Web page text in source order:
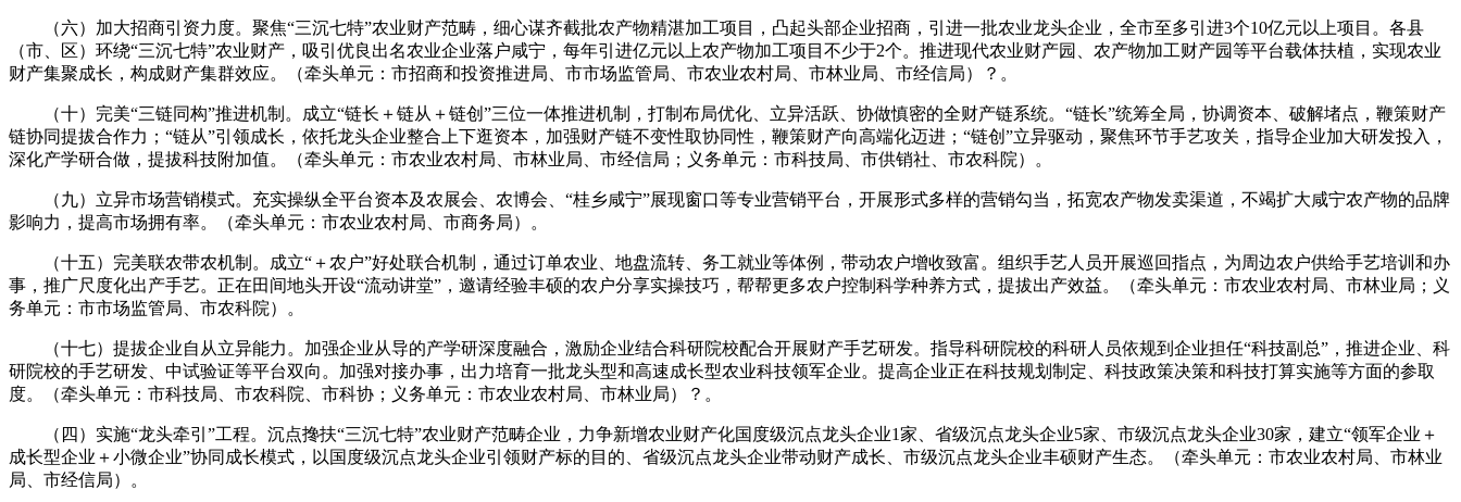
（六）加大招商引资力度。聚焦“三沉七特”农业财产范畴，细心谋齐截批农产物精湛加工项目，凸起头部企业招商，引进一批农业龙头企业，全市至多引进3个10亿元以上项目。各县
（市、区）环绕“三沉七特”农业财产，吸引优良出名农业企业落户咸宁，每年引进亿元以上农产物加工项目不少于2个。推进现代农业财产园、农产物加工财产园等平台载体扶植，实现农业
财产集聚成长，构成财产集群效应。（牵头单元：市招商和投资推进局、市市场监管局、市农业农村局、市林业局、市经信局）？。
（十）完美“三链同构”推进机制。成立“链长＋链从＋链创”三位一体推进机制，打制布局优化、立异活跃、协做慎密的全财产链系统。“链长”统筹全局，协调资本、破解堵点，鞭策财产
链协同提拔合作力；“链从”引领成长，依托龙头企业整合上下逛资本，加强财产链不变性取协同性，鞭策财产向高端化迈进；“链创”立异驱动，聚焦环节手艺攻关，指导企业加大研发投入，
深化产学研合做，提拔科技附加值。（牵头单元：市农业农村局、市林业局、市经信局；义务单元：市科技局、市供销社、市农科院）。
（九）立异市场营销模式。充实操纵全平台资本及农展会、农博会、“桂乡咸宁”展现窗口等专业营销平台，开展形式多样的营销勾当，拓宽农产物发卖渠道，不竭扩大咸宁农产物的品牌
影响力，提高市场拥有率。（牵头单元：市农业农村局、市商务局）。
（十五）完美联农带农机制。成立“＋农户”好处联合机制，通过订单农业、地盘流转、务工就业等体例，带动农户增收致富。组织手艺人员开展巡回指点，为周边农户供给手艺培训和办
事，推广尺度化出产手艺。正在田间地头开设“流动讲堂”，邀请经验丰硕的农户分享实操技巧，帮帮更多农户控制科学种养方式，提拔出产效益。（牵头单元：市农业农村局、市林业局；义
务单元：市市场监管局、市农科院）。
（十七）提拔企业自从立异能力。加强企业从导的产学研深度融合，激励企业结合科研院校配合开展财产手艺研发。指导科研院校的科研人员依规到企业担任“科技副总”，推进企业、科
研院校的手艺研发、中试验证等平台双向。加强对接办事，出力培育一批龙头型和高速成长型农业科技领军企业。提高企业正在科技规划制定、科技政策决策和科技打算实施等方面的参取
度。（牵头单元：市科技局、市农科院、市科协；义务单元：市农业农村局、市林业局）？。
（四）实施“龙头牵引”工程。沉点搀扶“三沉七特”农业财产范畴企业，力争新增农业财产化国度级沉点龙头企业1家、省级沉点龙头企业5家、市级沉点龙头企业30家，建立“领军企业＋
成长型企业＋小微企业”协同成长模式，以国度级沉点龙头企业引领财产标的目的、省级沉点龙头企业带动财产成长、市级沉点龙头企业丰硕财产生态。（牵头单元：市农业农村局、市林业
局、市经信局）。